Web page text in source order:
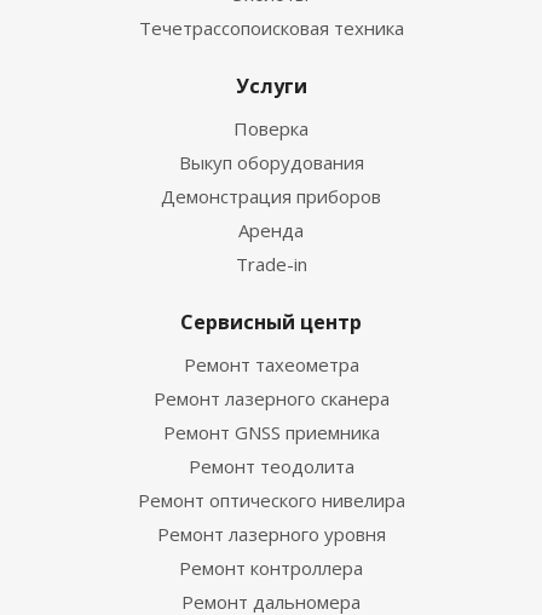
Течетрассопоисковая техника
Услуги
Поверка
Выкуп оборудования
Демонстрация приборов
Аренда
Trade-in
Сервисный центр
Ремонт тахеометра
Ремонт лазерного сканера
Ремонт GNSS приемника
Ремонт теодолита
Ремонт оптического нивелира
Ремонт лазерного уровня
Ремонт контроллера
Ремонт дальномера